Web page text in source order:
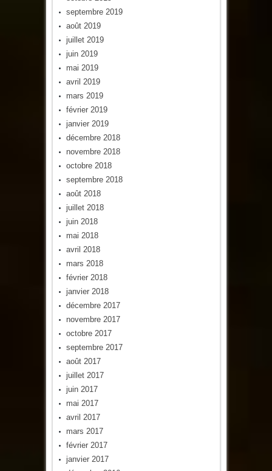
septembre 2019
août 2019
juillet 2019
juin 2019
mai 2019
avril 2019
mars 2019
février 2019
janvier 2019
décembre 2018
novembre 2018
octobre 2018
septembre 2018
août 2018
juillet 2018
juin 2018
mai 2018
avril 2018
mars 2018
février 2018
janvier 2018
décembre 2017
novembre 2017
octobre 2017
septembre 2017
août 2017
juillet 2017
juin 2017
mai 2017
avril 2017
mars 2017
février 2017
janvier 2017